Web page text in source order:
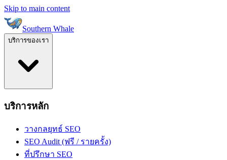
Skip to main content
Southern Whale
บริการของเรา
บริการหลัก
วางกลยุทธ์ SEO
SEO Audit (ฟรี / รายครั้ง)
ที่ปรึกษา SEO